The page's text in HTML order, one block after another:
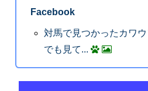
Facebook
対馬で見つかったカワ
でも見て...